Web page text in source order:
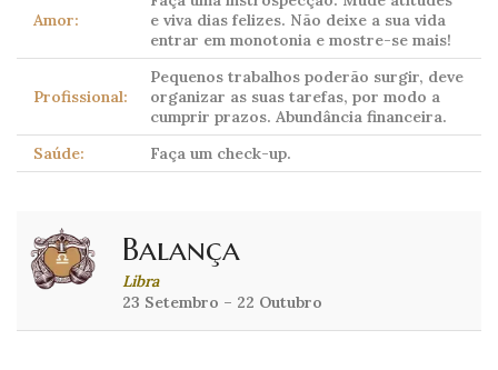
Amor:
e viva dias felizes. Não deixe a sua vida
entrar em monotonia e mostre-se mais!
Profissional:
Pequenos trabalhos poderão surgir, deve
organizar as suas tarefas, por modo a
cumprir prazos. Abundância financeira.
Saúde:
Faça um check-up.
Balança
Libra
23 Setembro – 22 Outubro